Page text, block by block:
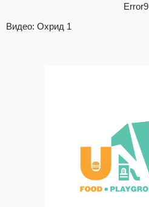
Error9
Видео: Охрид 1